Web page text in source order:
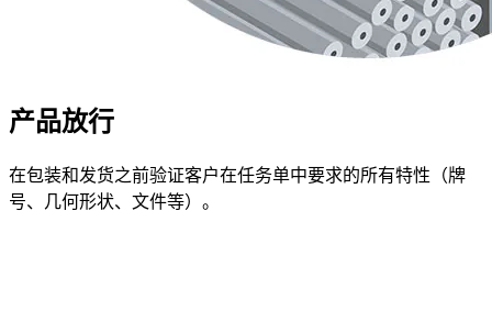
产品放行
在包装和发货之前验证客户在任务单中要求的所有特性（牌
号、几何形状、文件等）。